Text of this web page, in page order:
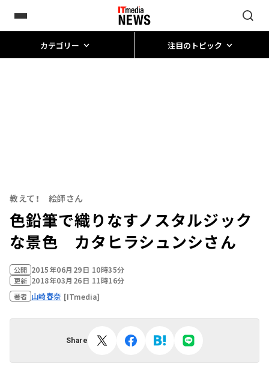
カテゴリー 注目のトピック
教えて！ 絵師さん
色鉛筆で織りなすノスタルジック
な景色 カタヒラシュンシさん
公開 2015年06月29日 10時35分
更新 2018年03月26日 11時16分
著者 山崎春奈 [ITmedia]
Share